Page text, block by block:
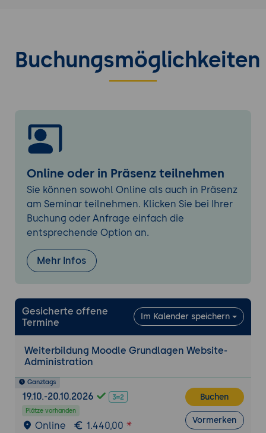
grundlegend anpassen
Nutzerverwaltung I - Grundlagen
Authentifizierungsmethoden im Überblick
Wann nutze ich welche Authentifizierung?
Profil-Felder: Standard und
benutzerdefinierte Felder
Nutzerverwaltung II - Rollen und Kohorten
Das Rollen- und Rechtekonzept in Moodle
Globale Rollen und Standardrollen
Rollen anpassen und neue Rollen
Kohorten/Globale Gruppen:
Nutzergruppen effizient verwalten
Einschreibemethoden strategisch nutzen
Überblick über Einschreibemethoden
(manuell, Selbsteinschreibung, Kohorte,
Gastzugang)
Einschreibemethoden kombinieren: Best
Buchungsmöglichkeiten
Online oder in Präsenz teilnehmen
Sie können sowohl Online als auch in Präsenz
am Seminar teilnehmen. Klicken Sie bei Ihrer
Buchung oder Anfrage einfach die
entsprechende Option an.
Mehr Infos
Gesicherte offene
Termine
Im Kalender speichern
Weiterbildung Moodle Grundlagen Website-
Administration
Ganztags
19.10.-20.10.2026
Plätze vorhanden
Online 1.440,00
Buchen
Vormerken